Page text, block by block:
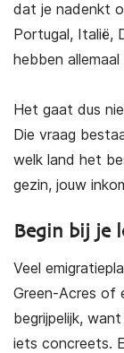
dat je nadenkt
Portugal, Italië,
hebben
Het gaat dus
Die vraag
welk land het
gezin, jouw
Begin bij je
Veel
Green-Acres of
begrijpelijk,
iets concreets.